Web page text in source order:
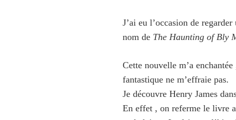
J’ai eu l’occasion de
nom de The Haunting of Bly
Cette nouvelle m’a
fantastique ne m’effraie pas.
Je découvre Henry James
En effet , on referme le livre